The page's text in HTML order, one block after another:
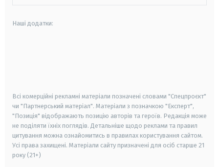
Наші додатки:
Всі комерційні рекламні матеріали позначені словами "Спецпроєкт"
чи "Партнерський матеріал". Матеріали з позначкою "Експерт",
"Позиція" відображають позицію авторів та героїв. Редакція може
не поділяти їхніх поглядів. Детальніше щодо реклами та правил
цитування можна ознайомитись в правилах користування сайтом.
Усі права захищені. Матеріали сайту призначені для осіб старше 21
року (21+)